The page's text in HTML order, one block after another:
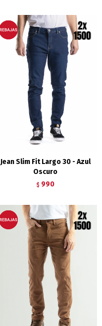
Jean Slim Fit Largo 30 - Azul
Oscuro
$ 990